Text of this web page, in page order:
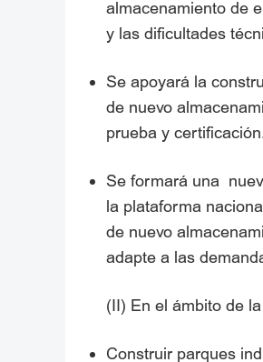
almacenamiento de
y las dificultades
Se apoyará la
de nuevo
prueba y
Se formará una
la plataforma
de nuevo
adapte a las
(II) En el ámbito de
Construir parques